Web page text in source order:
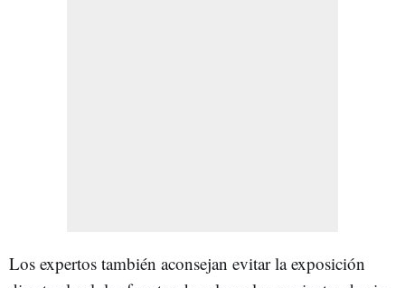
Los expertos también aconsejan evitar la exposición